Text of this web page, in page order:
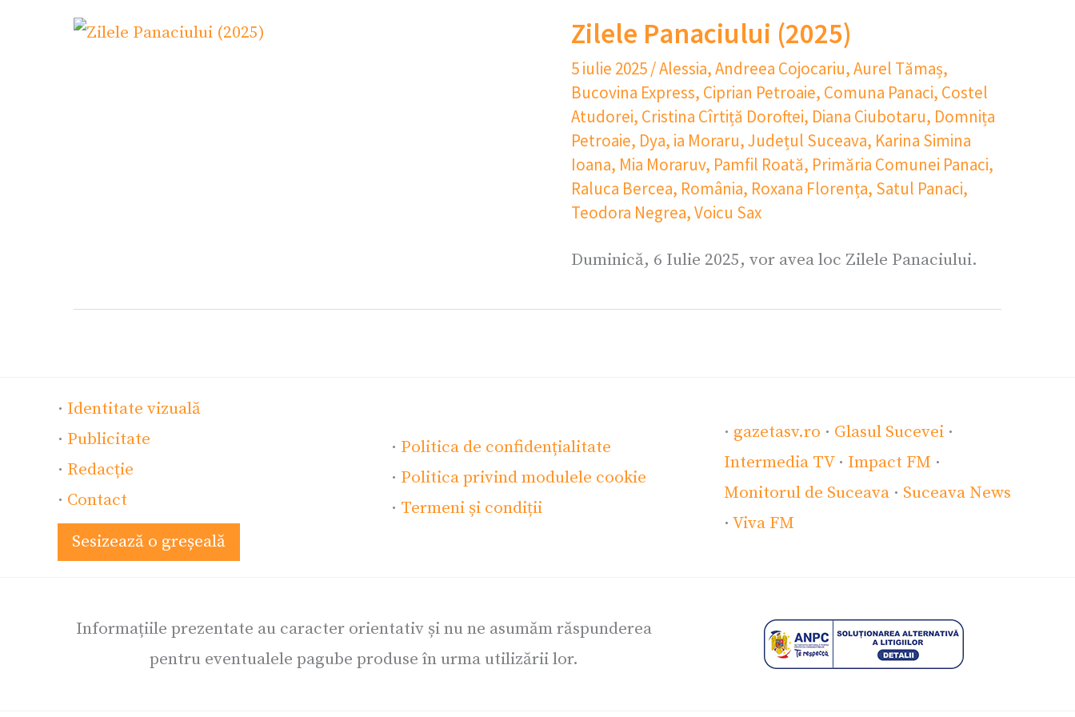
Zilele Panaciului (2025)
5 iulie 2025/Alessia,Andreea Cojocariu,Aurel Tămaș,
Bucovina Express, Ciprian Petroaie, Comuna Panaci, Costel
Atudorei, Cristina Cîrtiță Doroftei, Diana Ciubotaru, Domnița
Petroaie, Dya, ia Moraru,Județul Suceava, Karina Simina
Ioana, Mia Moraruv, Pamfil Roată, Primăria Comunei Panaci,
Raluca Bercea, România, Roxana Florența, Satul Panaci,
Teodora Negrea,Voicu Sax
Duminică, 6 Iulie 2025, vor avea loc Zilele Panaciului.
· Identitate vizuală
· Publicitate
· Redacție
· Contact
Sesizează o greșeală
· Politica de confidențialitate
· Politica privind modulele cookie
· Termeni și condiții
· gazetasv.ro · Glasul Sucevei ·
Intermedia TV· Impact FM ·
Monitorul de Suceava · Suceava News
·Viva FM
Informațiile prezentate au caracter orientativ și nu ne asumăm răspunderea
pentru eventualele pagube produse în urma utilizării lor.